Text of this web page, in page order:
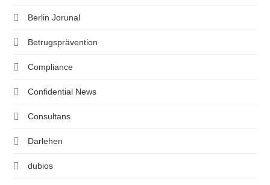
Berlin Jorunal
Betrugsprävention
Compliance
Confidential News
Consultans
Darlehen
dubios